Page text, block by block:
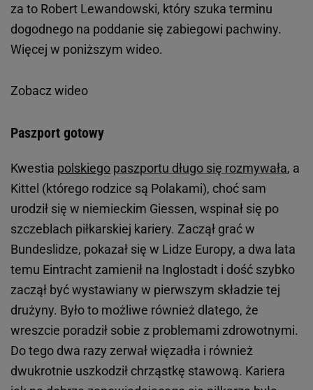
za to Robert Lewandowski, który szuka terminu
dogodnego na poddanie się zabiegowi pachwiny.
Więcej w poniższym wideo.
Zobacz wideo
Paszport gotowy
Kwestia polskiego paszportu długo się rozmywała, a
Kittel (którego rodzice są Polakami), choć sam
urodził się w niemieckim Giessen, wspinał się po
szczeblach piłkarskiej kariery. Zaczął grać w
Bundeslidze, pokazał się w Lidze Europy, a dwa lata
temu Eintracht zamienił na Inglostadt i dość szybko
zaczął być wystawiany w pierwszym składzie tej
drużyny. Było to możliwe również dlatego, że
wreszcie poradził sobie z problemami zdrowotnymi.
Do tego dwa razy zerwał więzadła i również
dwukrotnie uszkodził chrząstkę stawową. Kariera